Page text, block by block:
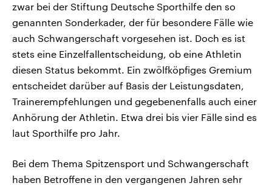
zwar bei der Stiftung Deutsche Sporthilfe den so
genannten Sonderkader, der für besondere Fälle wie
auch Schwangerschaft vorgesehen ist. Doch es ist
stets eine Einzelfallentscheidung, ob eine Athletin
diesen Status bekommt. Ein zwölfköpfiges Gremium
entscheidet darüber auf Basis der Leistungsdaten,
Trainerempfehlungen und gegebenenfalls auch einer
Anhörung der Athletin. Etwa drei bis vier Fälle sind es
laut Sporthilfe pro Jahr.
Bei dem Thema Spitzensport und Schwangerschaft
haben Betroffene in den vergangenen Jahren sehr